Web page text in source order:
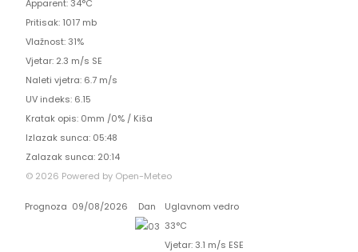
Apparent: 34°C
Pritisak: 1017 mb
Vlažnost: 31%
Vjetar: 2.3 m/s SE
Naleti vjetra: 6.7 m/s
UV indeks: 6.15
Kratak opis: 0mm /0%/ Kiša
Izlazak sunca: 05:48
Zalazak sunca: 20:14
© 2026 Powered by Open-Meteo
Prognoza 09/08/2026 Dan
Uglavnom vedro
33°C
Vjetar: 3.1 m/s ESE